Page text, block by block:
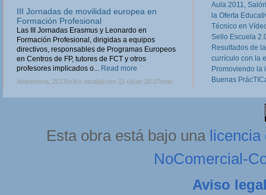
III Jornadas de movilidad europea en
Formación Profesional
Las III Jornadas Erasmus y Leonardo en
Formación Profesional, dirigidas a equipos
directivos, responsables de Programas Europeos
en Centros de FP, tutores de FCT y otros
profesores implicados o... Read more
Astelehena, 2013(e)ko otsaila(r)en 11-(e)an 20:27etan
Aula 2011,
la Oferta
Técnico en
Sello Escuela
Resultados de
currículo con la
Promoviendo la
Buenas
Esta obra está bajo una licencia
NoComercial-
Aviso